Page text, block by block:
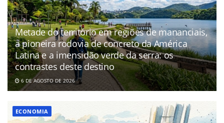
Metade do território em regiões de mananciais,
a pioneira rodovia de concreto da América
Latina e a imensidão verde da serra: os
contrastes deste destino
6 DE AGOSTO DE 2026
ECONOMIA